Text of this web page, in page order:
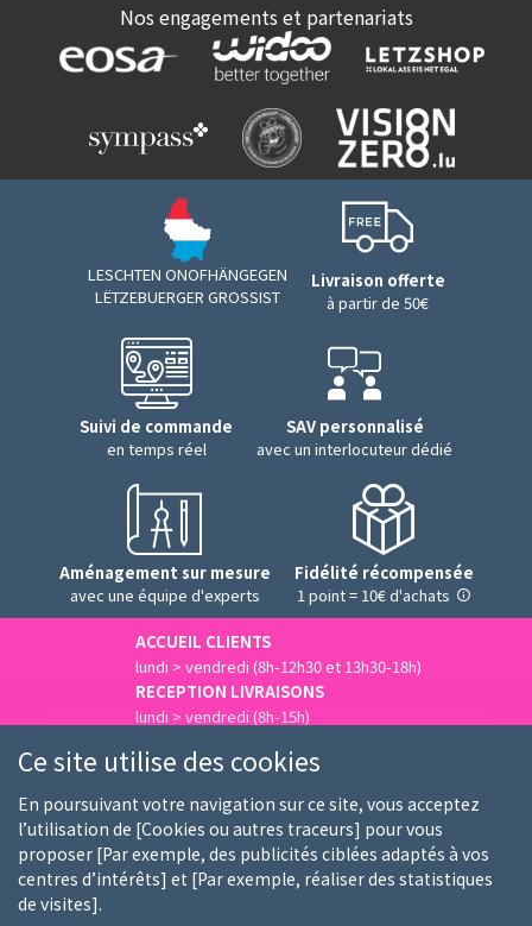
Nos engagements et partenariats
LESCHTEN ONOFHÄNGEGEN
LËTZEBUERGER GROSSIST
Livraison offerte
à partir de 50€
Suivi de commande
en temps réel
SAV personnalisé
avec un interlocuteur dédié
Aménagement sur mesure
avec une équipe d'experts
Fidélité récompensée
1 point = 10€ d'achats
ACCUEIL CLIENTS
lundi > vendredi (8h-12h30 et 13h30-18h)
RECEPTION LIVRAISONS
lundi > vendredi (8h-15h)
Qui sommes-nous Nos clients
Nos marques
Ce site utilise des cookies
En poursuivant votre navigation sur ce site, vous acceptez
l’utilisation de [Cookies ou autres traceurs] pour vous
proposer [Par exemple, des publicités ciblées adaptés à vos
centres d’intérêts] et [Par exemple, réaliser des statistiques
de visites].